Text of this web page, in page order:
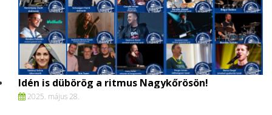
Idén is dübörög a ritmus Nagykőrösön!
2025. május 28.